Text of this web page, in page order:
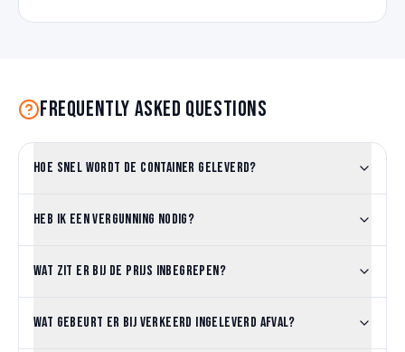
Frequently asked questions
Hoe snel wordt de container geleverd?
Heb ik een vergunning nodig?
Wat zit er bij de prijs inbegrepen?
Wat gebeurt er bij verkeerd ingeleverd afval?